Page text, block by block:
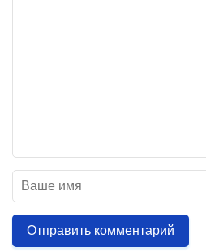
Отправить комментарий